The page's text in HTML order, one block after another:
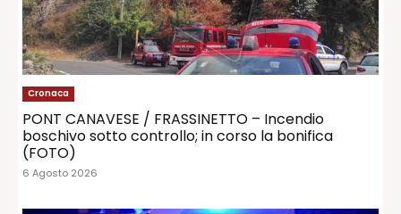
Cronaca
PONT CANAVESE / FRASSINETTO – Incendio
boschivo sotto controllo; in corso la bonifica
(FOTO)
6 Agosto 2026